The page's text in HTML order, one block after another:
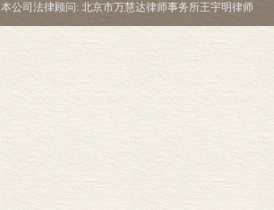
本公司法律顾问: 北京市万慧达律师事务所王宇明律师